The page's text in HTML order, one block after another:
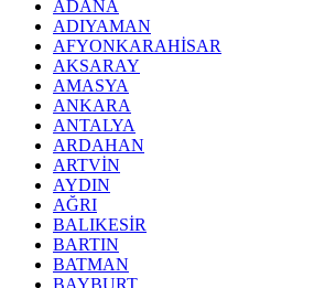
ADANA
ADIYAMAN
AFYONKARAHİSAR
AKSARAY
AMASYA
ANKARA
ANTALYA
ARDAHAN
ARTVİN
AYDIN
AĞRI
BALIKESİR
BARTIN
BATMAN
BAYBURT